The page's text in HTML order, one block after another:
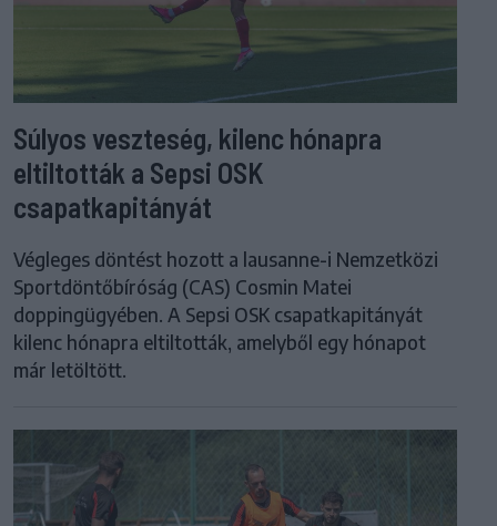
Súlyos veszteség, kilenc hónapra
eltiltották a Sepsi OSK
csapatkapitányát
Végleges döntést hozott a lausanne-i Nemzetközi
Sportdöntőbíróság (CAS) Cosmin Matei
doppingügyében. A Sepsi OSK csapatkapitányát
kilenc hónapra eltiltották, amelyből egy hónapot
már letöltött.